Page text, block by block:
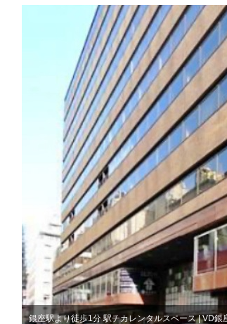
銀座駅より徒歩1分 駅チカレンタルスペース | VD銀